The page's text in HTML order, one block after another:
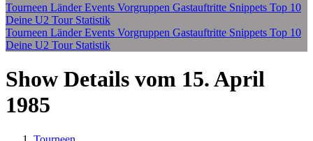
Tourneen LänderEvents Vorgruppen Gastauftritte Snippets Top 10
Deine U2 Tour Statistik
Tourneen LänderEvents Vorgruppen Gastauftritte Snippets Top 10
Deine U2 Tour Statistik
Show Details vom 15. April
1985